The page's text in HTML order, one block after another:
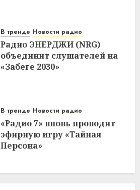
В тренде Новости радио
Радио ЭНЕРДЖИ (NRG)
объединит слушателей на
«Забеге 2030»
В тренде Новости радио
«Радио 7» вновь проводит
эфирную игру «Тайная
Персона»